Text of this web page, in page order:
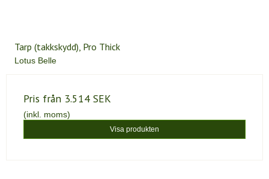
Tarp (takkskydd), Pro Thick
Lotus Belle
Pris från 3.514 SEK
(inkl. moms)
Visa produkten